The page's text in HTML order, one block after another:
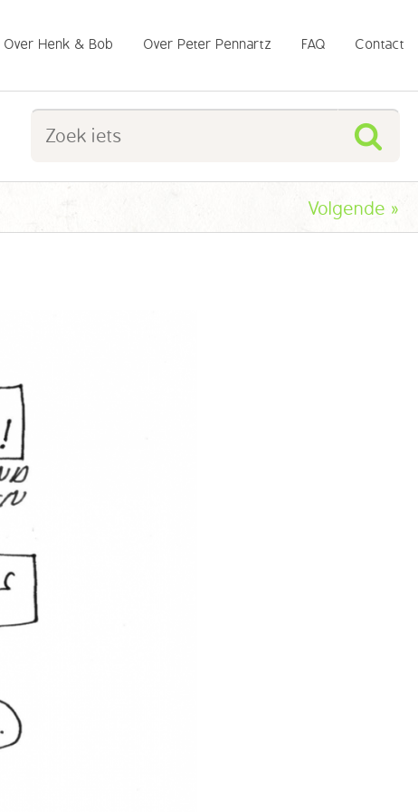
Over Henk & Bob Over Peter Pennartz FAQ Contact
l
Volgende »